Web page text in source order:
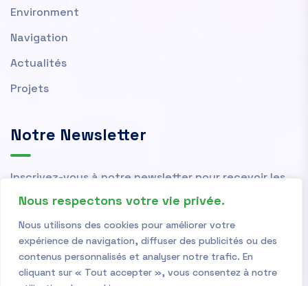
Nous respectons votre vie privée.
Nous utilisons des cookies pour améliorer votre
expérience de navigation, diffuser des publicités ou des
contenus personnalisés et analyser notre trafic. En
cliquant sur « Tout accepter », vous consentez à notre
Environment
Navigation
Actualités
Projets
Notre Newsletter
Inscrivez-vous à notre newsletter pour recevoir les
actualités et nouvelles de l'OMVS.